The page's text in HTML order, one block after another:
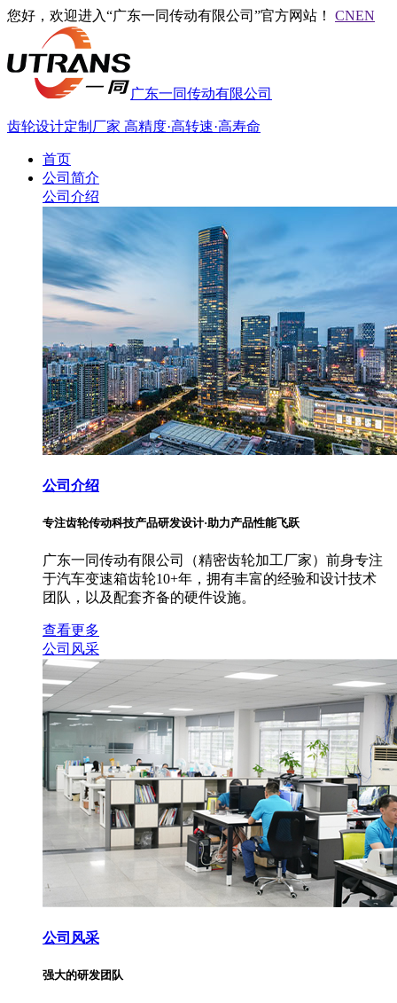
您好，欢迎进入“广东一同传动有限公司”官方网站！ CNEN
广东一同传动有限公司
齿轮设计定制厂家 高精度·高转速·高寿命
首页
公司简介
公司介绍
公司介绍
专注齿轮传动科技产品研发设计·助力产品性能飞跃
广东一同传动有限公司（精密齿轮加工厂家）前身专注
于汽车变速箱齿轮10+年，拥有丰富的经验和设计技术
团队，以及配套齐备的硬件设施。
查看更多
公司风采
公司风采
强大的研发团队